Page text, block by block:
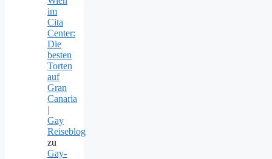
im
Cita
Center:
Die
besten
Torten
auf
Gran
Canaria
|
Gay
Reiseblog
zu
Gay-